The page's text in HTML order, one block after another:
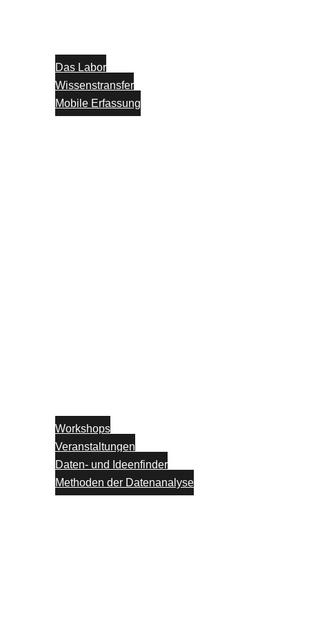
Das Labor
Wissenstransfer
Mobile Erfassung
Workshops
Veranstaltungen
Daten- und Ideenfinder
Methoden der Datenanalyse